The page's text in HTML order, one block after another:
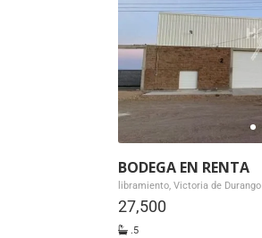
BODEGA EN RENTA
libramiento, Victoria de Durango
27,500
.5